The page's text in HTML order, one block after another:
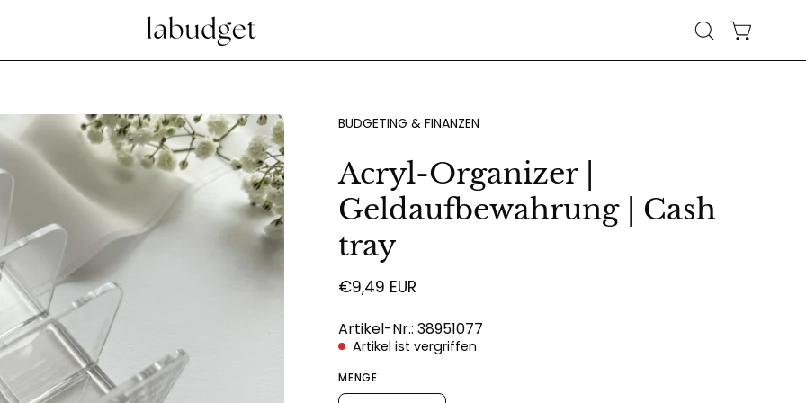
Suchleiste
öffnen
Bild-
Lightbox
öffnen
BUDGETING & FINANZEN
Acryl-Organizer |
Geldaufbewahrung | Cash
tray
€9,49 EUR
Artikel-Nr.: 38951077
Artikel ist vergriffen
MENGE